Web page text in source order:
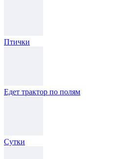
Птички
Едет трактор по полям
Сутки